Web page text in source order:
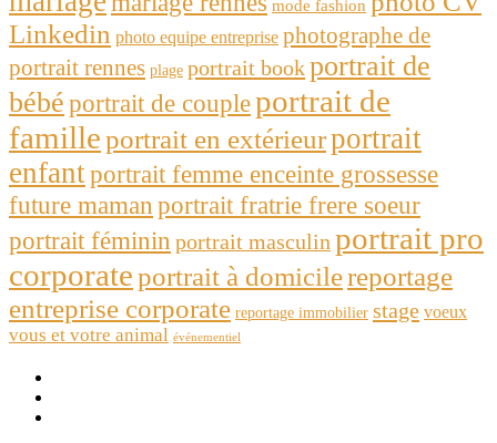
mode fashion
Linkedin photo equipe entreprise photographe de
portrait rennes plage portrait bookportrait de
bébéportrait de coupleportrait de
familleportrait en extérieurportrait
enfantportrait femme enceinte grossesse
future maman portrait fratrie frere soeur
portrait féminin portrait masculin portrait pro
corporateportrait à domicilereportage
entreprise corporate reportage immobilier stage voeux
vous et votre animal événementiel